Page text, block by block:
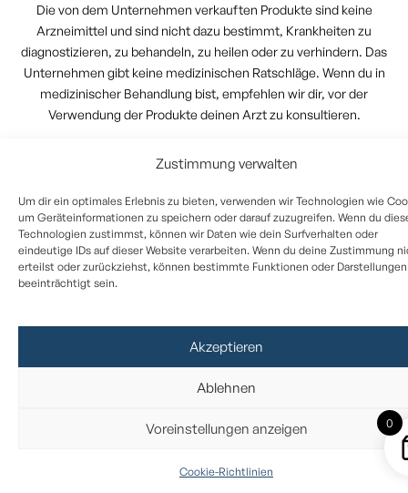
Zustimmung verwalten
Um dir ein optimales Erlebnis zu bieten, verwenden wir Technologien wie
um Geräteinformationen zu speichern oder darauf zuzugreifen. Wenn du
Technologien zustimmst, können wir Daten wie dein Surfverhalten oder
eindeutige IDs auf dieser Website verarbeiten. Wenn du deine Zustimmung
erteilst oder zurückziehst, können bestimmte Funktionen oder Darstellungen
beeinträchtigt sein.
Akzeptieren
Ablehnen
Voreinstellungen anzeigen
Cookie-Richtlinien
Die von dem Unternehmen verkauften Produkte sind keine
Arzneimittel und sind nicht dazu bestimmt, Krankheiten zu
diagnostizieren, zu behandeln, zu heilen oder zu verhindern. Das
Unternehmen gibt keine medizinischen Ratschläge. Wenn du in
medizinischer Behandlung bist, empfehlen wir dir, vor der
Verwendung der Produkte deinen Arzt zu konsultieren.
0